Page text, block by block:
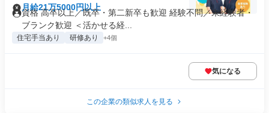
月給21万5000円以上
資格 高卒以上／既卒・第二新卒も歓迎 経験不問／未経験者・
ブランク歓迎 ＜活かせる経...
住宅手当あり 研修あり +4個
気になる
この企業の類似求人を見る